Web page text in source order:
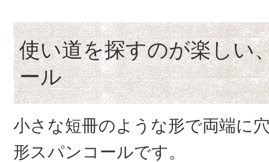
使い道を探すのが楽しい
ール
小さな短冊のような形で両端に
形スパンコールです。